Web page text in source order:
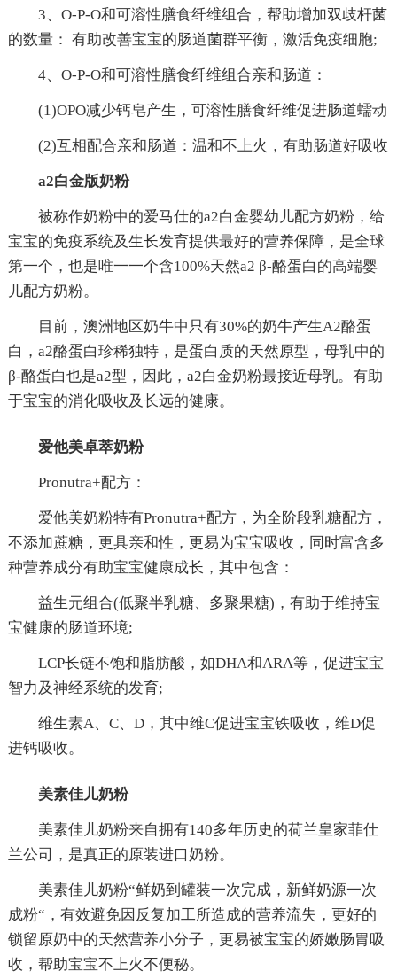
3、O-P-O和可溶性膳食纤维组合，帮助增加双歧杆菌
的数量： 有助改善宝宝的肠道菌群平衡，激活免疫细胞;
4、O-P-O和可溶性膳食纤维组合亲和肠道：
(1)OPO减少钙皂产生，可溶性膳食纤维促进肠道蠕动
(2)互相配合亲和肠道：温和不上火，有助肠道好吸收
a2白金版奶粉
被称作奶粉中的爱马仕的a2白金婴幼儿配方奶粉，给
宝宝的免疫系统及生长发育提供最好的营养保障，是全球
第一个，也是唯一一个含100%天然a2 β-酪蛋白的高端婴
儿配方奶粉。
目前，澳洲地区奶牛中只有30%的奶牛产生A2酪蛋
白，a2酪蛋白珍稀独特，是蛋白质的天然原型，母乳中的
β-酪蛋白也是a2型，因此，a2白金奶粉最接近母乳。有助
于宝宝的消化吸收及长远的健康。
爱他美卓萃奶粉
Pronutra+配方：
爱他美奶粉特有Pronutra+配方，为全阶段乳糖配方，
不添加蔗糖，更具亲和性，更易为宝宝吸收，同时富含多
种营养成分有助宝宝健康成长，其中包含：
益生元组合(低聚半乳糖、多聚果糖)，有助于维持宝
宝健康的肠道环境;
LCP长链不饱和脂肪酸，如DHA和ARA等，促进宝宝
智力及神经系统的发育;
维生素A、C、D，其中维C促进宝宝铁吸收，维D促
进钙吸收。
美素佳儿奶粉
美素佳儿奶粉来自拥有140多年历史的荷兰皇家菲仕
兰公司，是真正的原装进口奶粉。
美素佳儿奶粉“鲜奶到罐装一次完成，新鲜奶源一次
成粉“，有效避免因反复加工所造成的营养流失，更好的
锁留原奶中的天然营养小分子，更易被宝宝的娇嫩肠胃吸
收，帮助宝宝不上火不便秘。